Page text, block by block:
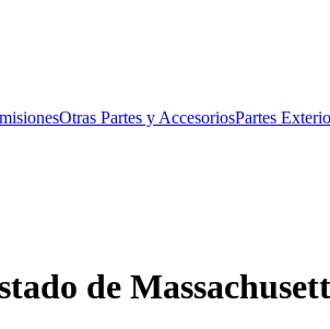
Otras Partes y AccesoriosPartes
de